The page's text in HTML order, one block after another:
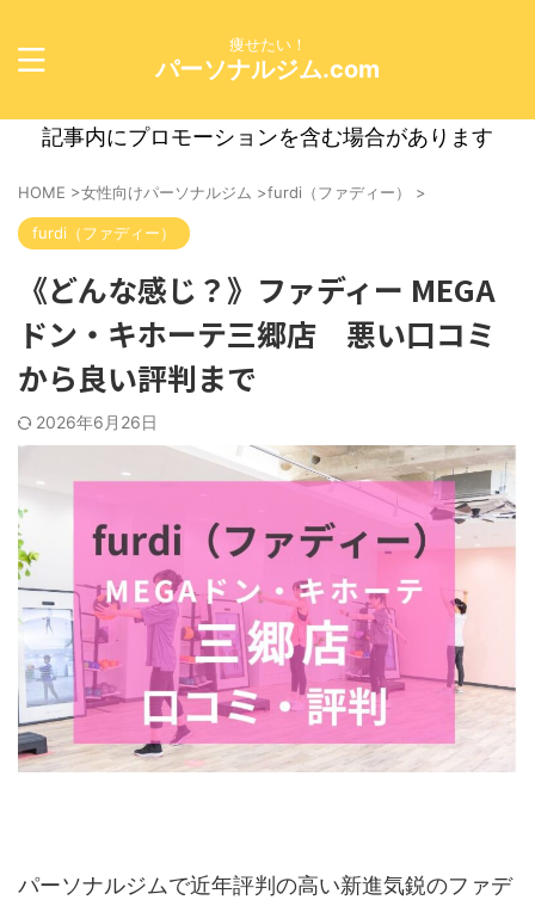
痩せたい！
パーソナルジム.com
記事内にプロモーションを含む場合があります
HOME >女性向けパーソナルジム >furdi（ファディー） >
furdi（ファディー）
《どんな感じ？》ファディー MEGA
ドン・キホーテ三郷店 悪い口コミ
から良い評判まで
2026年6月26日
パーソナルジムで近年評判の高い新進気鋭のファデ